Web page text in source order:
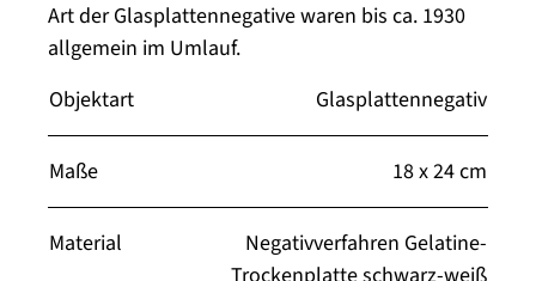
Art der Glasplattennegative waren bis ca. 1930
allgemein im Umlauf.
Objektart
Glasplattennegativ
Maße 18 x 24 cm
Material
Negativverfahren Gelatine-